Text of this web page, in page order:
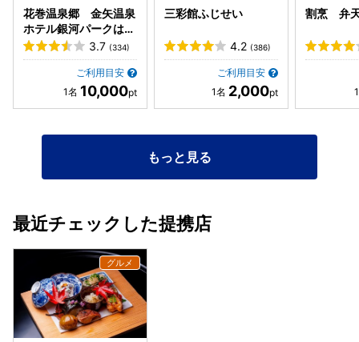
で、石巻のマコガレイはねっとり素晴らしく、1週間毎寝か
せたブリは脂がかなり乗った刺身で、 チリ酢や土佐醤油、ワ
サビで美味しく頂け素晴らしい♪ 刺身が前半ではなく、この
中盤で運ばれるのも斬新で良かったですね。 ◯生の天然車
海老やキノコたっぷりの炊き合わせ あらかじめ車海老が紹介
されますが、かなりデカい！！ たまたまこの日は20尾入っ
たようで素晴らしい♪ クレソン、ミニトマト、ナス等も入り
らしい♪ 骨部分も紹介されましたね。 このステーキには銀
杏、本しめじ、原木エノキも添えられ、江差レモンを掛け美
タテ・マグロの漬け、まっちゃん生卵、イクラ、イカの塩辛
ご飯のお供で絶品でした！ これは嬉しい！ まっちゃん生卵
とは初めてでしたが、白い黄身で驚き、そして絶品でした♪
◯さんまのつみれ汁 ゴボウやナメコが入り、アツアツで美
味しい♪ 1階の調理場から運ばれるので冷めるはずですが、こ
のアツアツさ加減が素晴らしいです♪ ◯カニやレンコン炊き
花巻温泉郷 金矢温泉
ホテル銀河パークはな
まき
3.7 (334)
ご利用目安
10,000
三彩館ふじせい
4.2 (386)
ご利用目安
2,000
割烹 弁
もっと見る
最近チェックした提携店